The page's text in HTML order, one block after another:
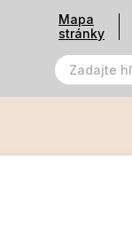
Mapa
stránky